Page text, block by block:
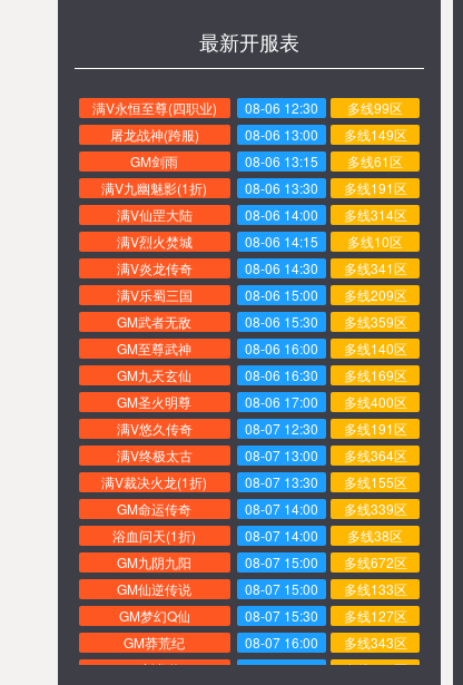
最新开服表
满V永恒至尊(四职业) 08-06 12:30
多线99区
屠龙战神(跨服)
08-06 13:00
多线149区
GM剑雨
08-06 13:15
多线61区
满V九幽魅影(1折)
08-06 13:30
多线191区
满V仙罡大陆
08-06 14:00
多线314区
满V烈火焚城
08-06 14:15
多线10区
满V炎龙传奇
08-06 14:30
多线341区
满V乐蜀三国
08-06 15:00
多线209区
GM武者无敌
08-06 15:30
多线359区
GM至尊武神
08-06 16:00
多线140区
GM九天玄仙
08-06 16:30
多线169区
GM圣火明尊
08-06 17:00
多线400区
满V悠久传奇
08-07 12:30
多线191区
满V终极太古
08-07 13:00
多线364区
满V裁决火龙(1折)
08-07 13:30
多线155区
GM命运传奇
08-07 14:00
多线339区
浴血问天(1折)
08-07 14:00
多线38区
GM九阴九阳
08-07 15:00
多线672区
GM仙逆传说
08-07 15:00
多线133区
GM梦幻Q仙
08-07 15:30
多线127区
GM莽荒纪
08-07 16:00
多线343区
GM新龙将2
08-07 16:30
多线393区